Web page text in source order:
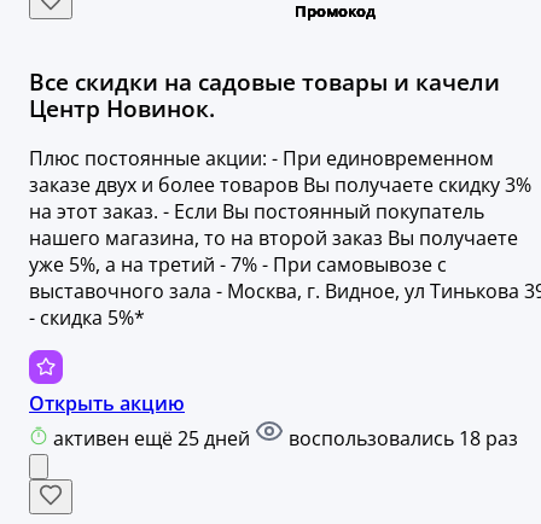
Все скидки на садовые товары и качели
Центр Новинок.
Плюс постоянные акции: - При единовременном
заказе двух и более товаров Вы получаете скидку 3%
на этот заказ. - Если Вы постоянный покупатель
нашего магазина, то на второй заказ Вы получаете
уже 5%, а на третий - 7% - При самовывозе с
выставочного зала - Москва, г. Видное, ул Тинькова
- скидка 5%*
Открыть акцию
активен ещё 25 дней
воспользовались 18 раз